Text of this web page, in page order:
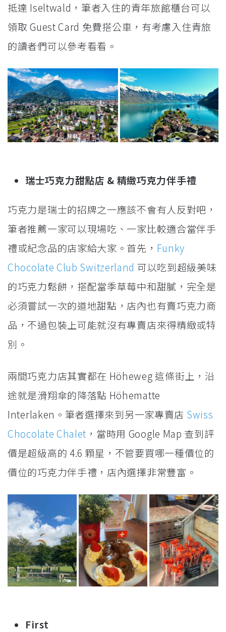
抵達 Iseltwald，筆者入住的青年旅館櫃台可以
領取 Guest Card 免費搭公車，有考慮入住青旅
的讀者們可以參考看看。
瑞士巧克力甜點店 & 精緻巧克力伴手禮
巧克力是瑞士的招牌之一應該不會有人反對吧，
筆者推薦一家可以現場吃、一家比較適合當伴手
禮或紀念品的店家給大家。首先， Funky
Chocolate Club Switzerland 可以吃到超級美味
的巧克力鬆餅，搭配當季草莓中和甜膩，完全是
必須嘗試一次的道地甜點，店內也有賣巧克力商
品，不過包裝上可能就沒有專賣店來得精緻或特
別。
兩間巧克力店其實都在 Höheweg 這條街上，沿
途就是滑翔傘的降落點 Höhematte
Interlaken。筆者選擇來到另一家專賣店 Swiss
Chocolate Chalet ，當時用 Google Map 查到評
價是超級高的 4.6 顆星，不管要買哪一種價位的
價位的巧克力伴手禮，店內選擇非常豐富。
First